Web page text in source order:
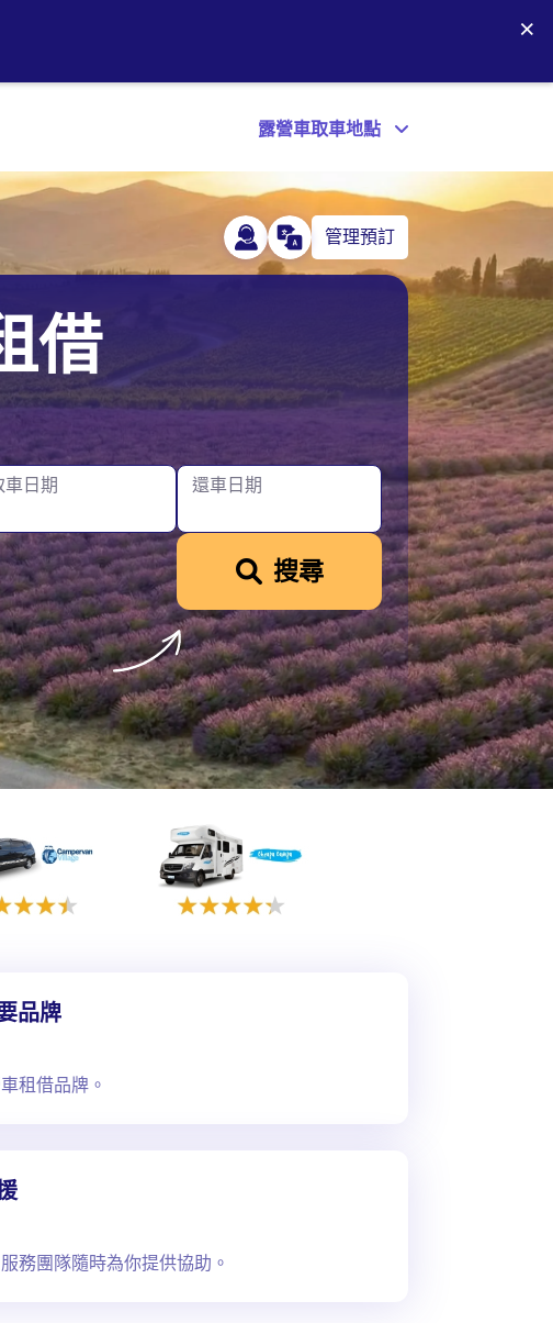
×
露營車取車地點
冰島 美國
管理預訂
借
車日期 還車日期
搜尋
品牌
租借品牌。
務團隊隨時為你提供協助。